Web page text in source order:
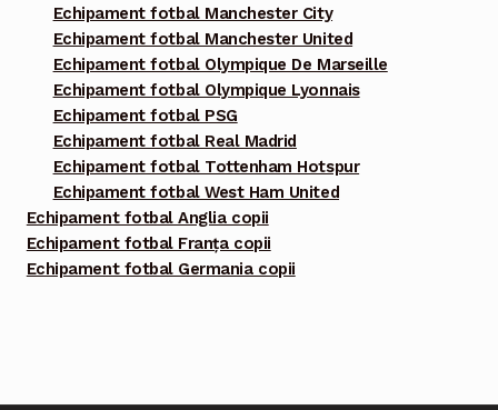
Echipament fotbal Manchester City
Echipament fotbal Manchester United
Echipament fotbal Olympique De Marseille
Echipament fotbal Olympique Lyonnais
Echipament fotbal PSG
Echipament fotbal Real Madrid
Echipament fotbal Tottenham Hotspur
Echipament fotbal West Ham United
Echipament fotbal Anglia copii
Echipament fotbal Franța copii
Echipament fotbal Germania copii